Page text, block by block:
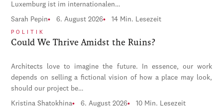
Luxemburg ist im internationalen…
Sarah Pepin 6. August 2026 14 Min. Lesezeit
POLITIK
Could We Thrive Amidst the Ruins?
Architects love to imagine the future. In essence, our work
depends on selling a fictional vision of how a place may look,
should our project be…
Kristina Shatokhina 6. August 2026 10 Min. Lesezeit